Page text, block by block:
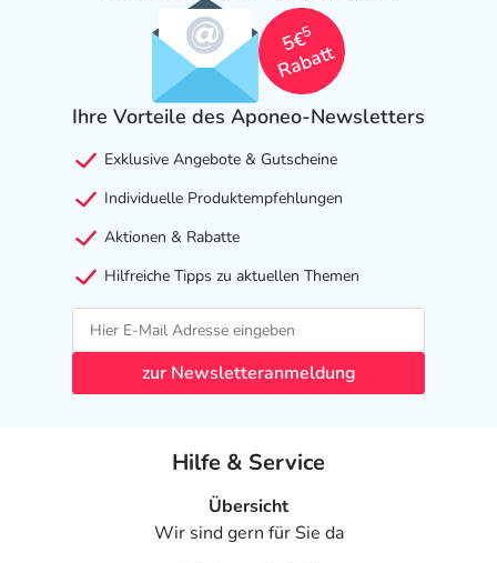
5€
5
Rabatt
Ihre Vorteile des Aponeo-Newsletters
Exklusive Angebote & Gutscheine
Individuelle Produktempfehlungen
Aktionen & Rabatte
Hilfreiche Tipps zu aktuellen Themen
zur Newsletteranmeldung
Hilfe & Service
Übersicht
Wir sind gern für Sie da